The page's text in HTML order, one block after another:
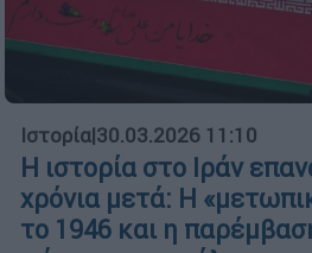
Ιστορία|30.03.2026 11:10
Η ιστορία στο Ιράν
χρόνια μετά: Η
το 1946 και η